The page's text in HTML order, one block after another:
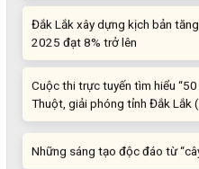
Đắk Lắk xây dựng kịch bản
2025 đạt 8% trở lên
Cuộc thi trực tuyến tìm hiểu
Thuột, giải phóng tỉnh Đắk
Những sáng tạo độc đáo từ